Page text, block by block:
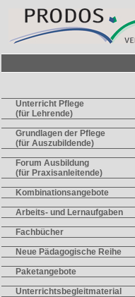
Unterricht Pflege
(für Lehrende)
Grundlagen der Pflege
(für Auszubildende)
Forum Ausbildung
(für Praxisanleitende)
Kombinationsangebote
Arbeits- und Lernaufgaben
Fachbücher
Neue Pädagogische Reihe
Paketangebote
Unterrichtsbegleitmaterial